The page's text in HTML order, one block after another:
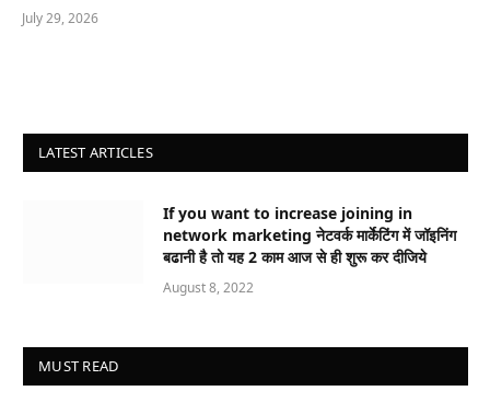
July 29, 2026
LATEST ARTICLES
If you want to increase joining in
network marketing नेटवर्क मार्केटिंग में जॉइनिंग
बढानी है तो यह 2 काम आज से ही शुरू कर दीजिये
August 8, 2022
MUST READ